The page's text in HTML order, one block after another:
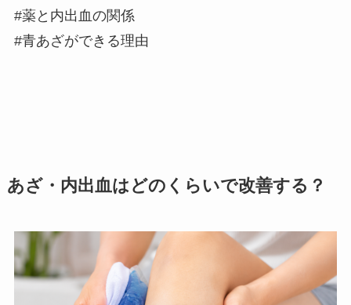
#薬と内出血の関係
#青あざができる理由
あざ・内出血はどのくらいで改善する？